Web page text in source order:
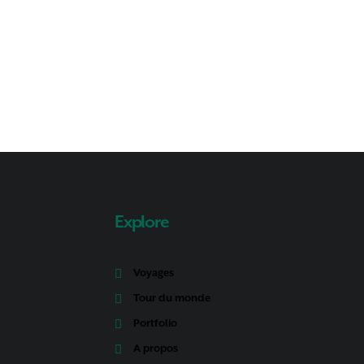
Explore
Voyages
Tour du monde
Portfolio
A propos